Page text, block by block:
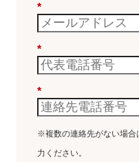
*
*
*
※複数の連絡先がない場合
力ください。